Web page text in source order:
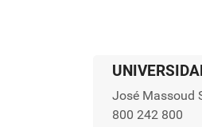
José Massoud
800 242 800